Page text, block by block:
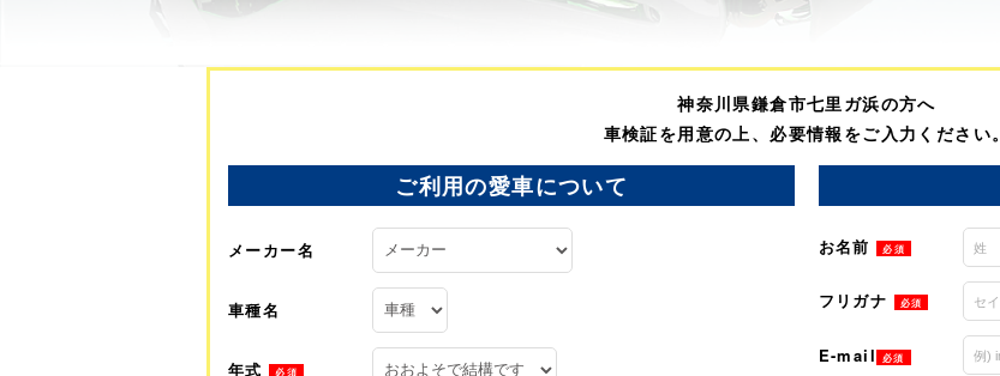
神奈川県鎌倉市七里ガ浜の方へ
車検証を用意の上、必要情報をご入力ください。
ご利用の愛車について
メーカー名
車種名
年式 必須
お名前 必須
フリガナ 必須
E-mail 必須